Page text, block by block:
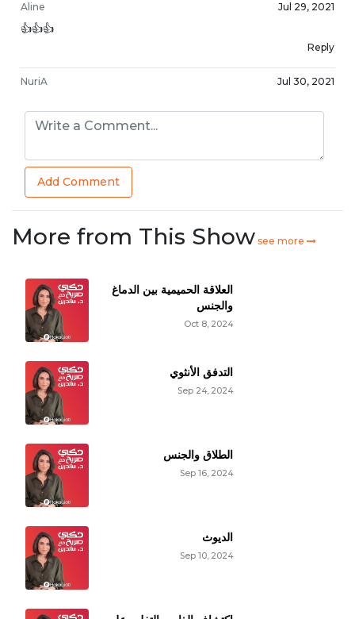
Aline Jul 29, 2021
👍👍👍
Reply
NuriA Jul 30, 2021
Add Comment
More from This Show see more
العلاقة الحميمية بين الدماغ
والجنس
Oct 8, 2024
التدفق الأنثوي
Sep 24, 2024
الطلاق والجنس
Sep 16, 2024
الديوث
Sep 10, 2024